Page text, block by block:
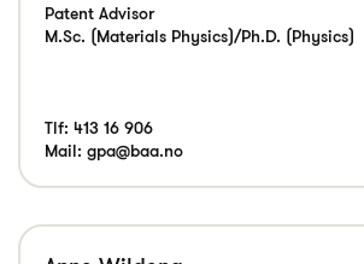
Patent Advisor
M.Sc. (Materials Physics)/Ph.D. (Physics)
Tlf: 413 16 906
Mail: gpa@baa.no